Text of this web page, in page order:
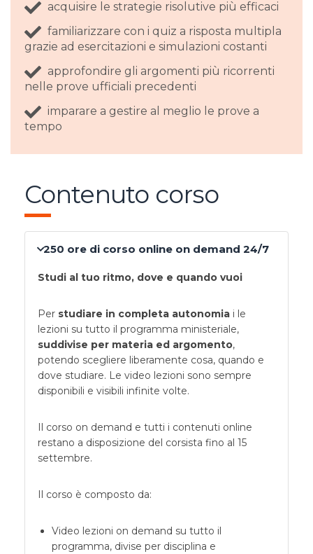
acquisire le strategie risolutive più efficaci
familiarizzare con i quiz a risposta multipla
grazie ad esercitazioni e simulazioni costanti
approfondire gli argomenti più ricorrenti
nelle prove ufficiali precedenti
imparare a gestire al meglio le prove a
tempo
Contenuto corso
250 ore di corso online on demand 24/7
Studi al tuo ritmo, dove e quando vuoi
Per studiare in completa autonomia i le
lezioni su tutto il programma ministeriale,
suddivise per materia ed argomento,
potendo scegliere liberamente cosa, quando e
dove studiare. Le video lezioni sono sempre
disponibili e visibili infinite volte.
Il corso on demand e tutti i contenuti online
restano a disposizione del corsista fino al 15
settembre.
Il corso è composto da:
Video lezioni on demand su tutto il
programma, divise per disciplina e